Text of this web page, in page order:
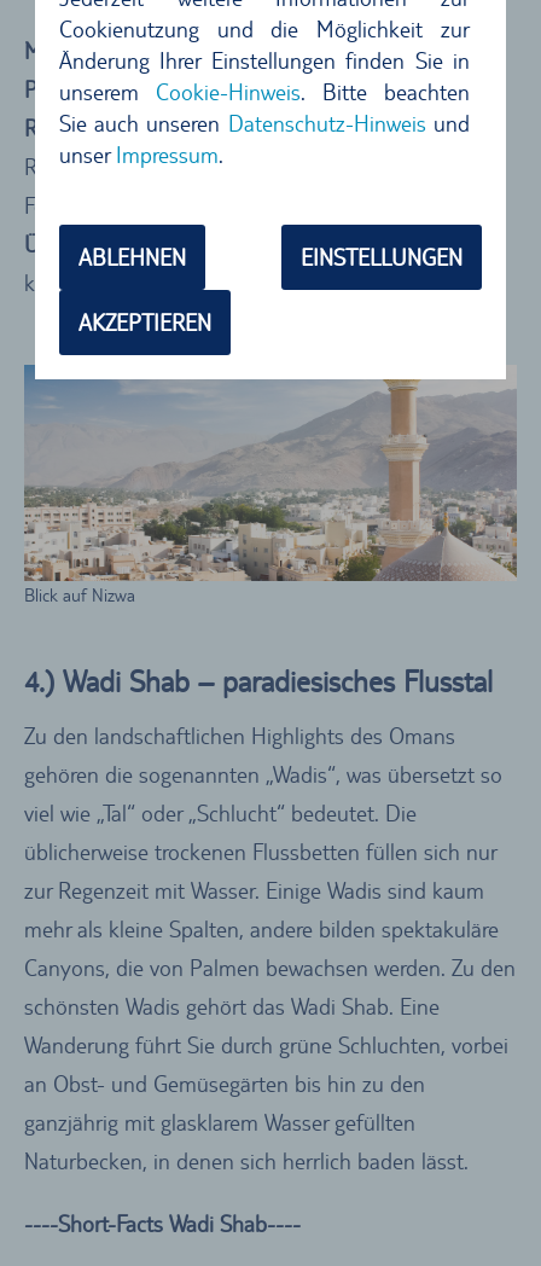
Cookienutzung und die Möglichkeit zur
Änderung Ihrer Einstellungen finden Sie in
unserem Cookie-Hinweis. Bitte beachten
Sie auch unseren Datenschutz-Hinweis und
unserImpressum.
ABLEHNEN EINSTELLUNGEN
AKZEPTIEREN
Must-see
: Al Qala’a Moschee
Panorama-Tipp: Ausblick vom Turm der Festung
Restaurant-Tipp: Kwareg Restaurant – leckeres
Restaurant mitten in der Alstadt und nahe der
Festung von Nizwa
Übernachtungstipp
: Alaqur View Inn – schönes
kleines Hotel direkt in der Altstadt
Blick auf Nizwa
4.) Wadi Shab – paradiesisches Flusstal
Zu den landschaftlichen Highlights des Omans
gehören die sogenannten „Wadis“, was übersetzt so
viel wie „Tal“ oder „Schlucht“ bedeutet. Die
üblicherweise trockenen Flussbetten füllen sich nur
zur Regenzeit mit Wasser. Einige Wadis sind kaum
mehr als kleine Spalten, andere bilden spektakuläre
Canyons, die von Palmen bewachsen werden. Zu den
schönsten Wadis gehört das Wadi Shab. Eine
Wanderung führt Sie durch grüne Schluchten, vorbei
an Obst- und Gemüsegärten bis hin zu den
ganzjährig mit glasklarem Wasser gefüllten
Naturbecken, in denen sich herrlich baden lässt.
----Short-Facts Wadi Shab----